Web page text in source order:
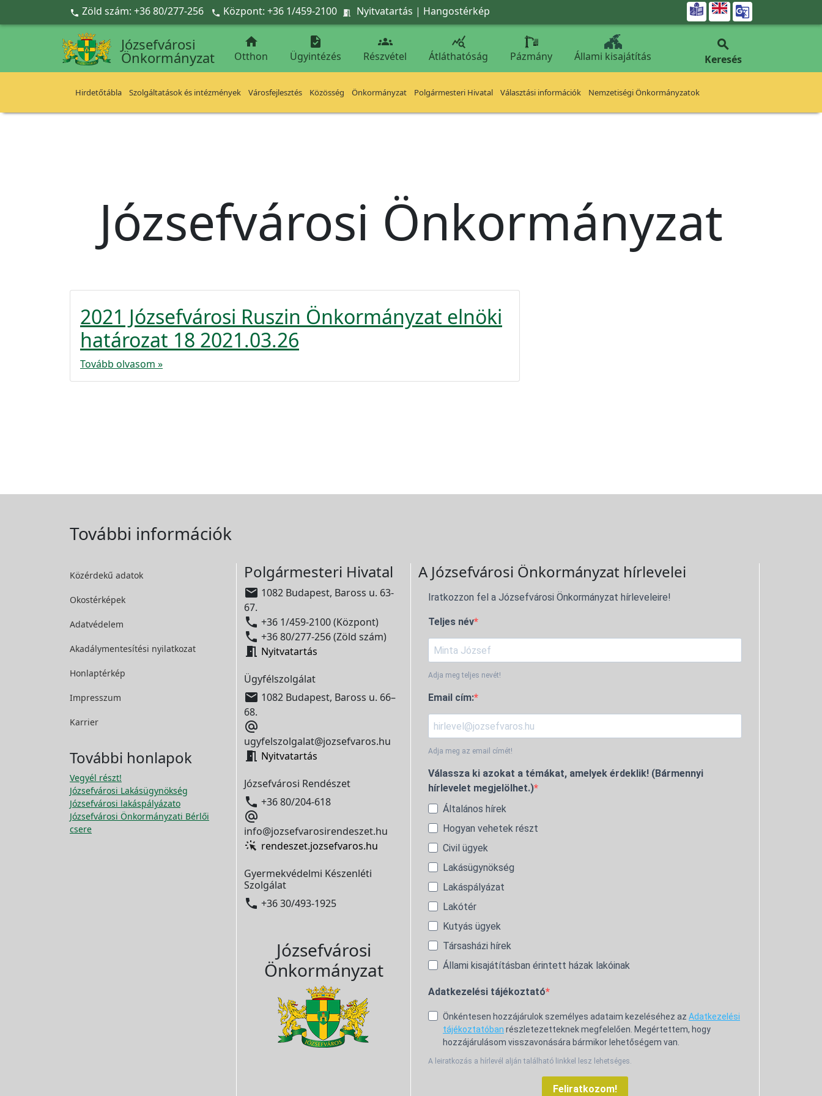
Ugrás a fő tartalomra
 Zöld szám: +36 80/277-256  Központ: +36 1/459-2100  Nyitvatartás | Hangostérkép 
Józsefvárosi
Önkormányzat

Otthon

Ügyintézés

Részvétel

Átláthatóság Pázmány Állami kisajátítás

Keresés
Hirdetőtábla Szolgáltatások és intézmények Városfejlesztés Közösség Önkormányzat Polgármesteri Hivatal Választási információk Nemzetiségi Önkormányzatok
Józsefvárosi Önkormányzat
2021 Józsefvárosi Ruszin Önkormányzat elnöki
határozat 18 2021.03.26
Tovább olvasom »
További információk
Közérdekű adatok
Okostérképek
Adatvédelem
Akadálymentesítési nyilatkozat
Honlaptérkép
Impresszum
Karrier
További honlapok
Vegyél részt!
Józsefvárosi Lakásügynökség
Józsefvárosi lakáspályázato
Józsefvárosi Önkormányzati Bérlői
csere
Polgármesteri Hivatal
 1082 Budapest, Baross u. 63-
67.
 +36 1/459-2100 (Központ)
 +36 80/277-256 (Zöld szám)
 Nyitvatartás
Ügyfélszolgálat
 1082 Budapest, Baross u. 66–
68.

ugyfelszolgalat@jozsefvaros.hu
 Nyitvatartás
Józsefvárosi Rendészet
 +36 80/204-618

info@jozsefvarosirendeszet.hu
rendeszet.jozsefvaros.hu
Gyermekvédelmi Készenléti
Szolgálat
 +36 30/493-1925
Józsefvárosi
Önkormányzat
A Józsefvárosi Önkormányzat hírlevelei
Iratkozzon fel a Józsefvárosi Önkormányzat hírleveleire!
Teljes név
Adja meg teljes nevét!
Email cím:
Adja meg az email címét!
Válassza ki azokat a témákat, amelyek érdeklik! (Bármennyi
hírlevelet megjelölhet.)
Általános hírek
Hogyan vehetek részt
Civil ügyek
Lakásügynökség
Lakáspályázat
Lakótér
Kutyás ügyek
Társasházi hírek
Állami kisajátításban érintett házak lakóinak
Adatkezelési tájékoztató
Önkéntesen hozzájárulok személyes adataim kezeléséhez az Adatkezelési
tájékoztatóban részletezetteknek megfelelően. Megértettem, hogy
hozzájárulásom visszavonására bármikor lehetőségem van.
A leiratkozás a hírlevél alján található linkkel lesz lehetséges.
Feliratkozom!